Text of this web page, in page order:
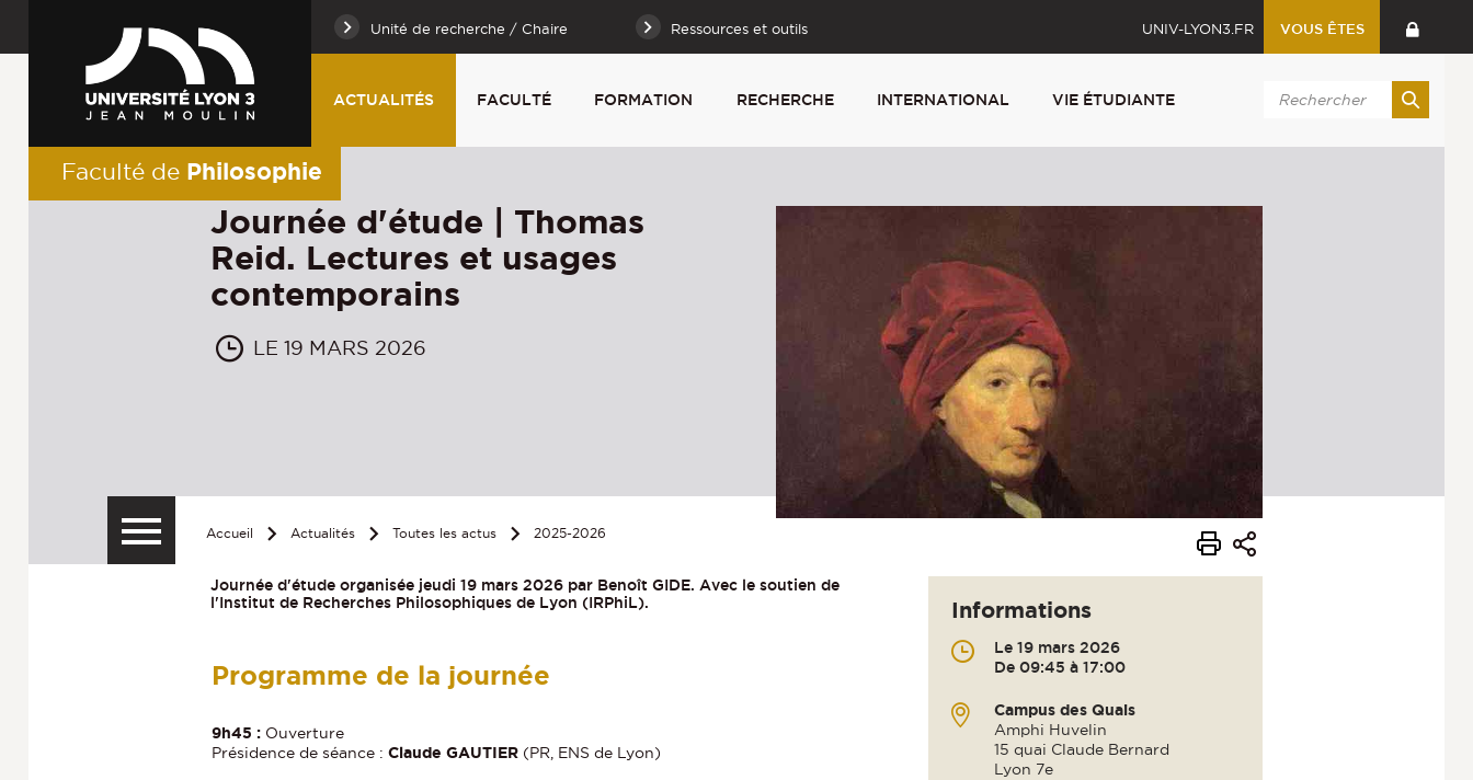
Unité de recherche / Chaire Ressources et outils UNIV-LYON3.FR VOUS ÊTES
ACTUALITÉS FACULTÉ FORMATION RECHERCHE INTERNATIONAL VIE ÉTUDIANTE
Faculté de Philosophie
Journée d'étude | Thomas
Reid. Lectures et usages
contemporains
LE 19 MARS 2026
Accueil Actualités Toutes les actus 2025-2026
Journée d'étude organisée jeudi 19 mars 2026 par Benoît GIDE. Avec le soutien de
l'Institut de Recherches Philosophiques de Lyon (IRPhiL).
Programme de la journée
9h45 : Ouverture
Présidence de séance :Claude GAUTIER (PR, ENS de Lyon)
Informations
Le 19 mars 2026
De 09:45 à 17:00
Campus des Quais
Amphi Huvelin
15 quai Claude Bernard
Lyon 7e